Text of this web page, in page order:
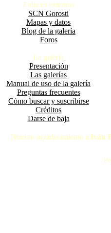
Enlaces externos
SCN Gorosti
Mapas y datos
Blog de la galería
Foros
La galería
Presentación
Las galerías
Manual de uso de la galería
Preguntas frecuentes
Cómo buscar y suscribirse
Créditos
Darse de baja
Nuestro agradecimiento a Iván